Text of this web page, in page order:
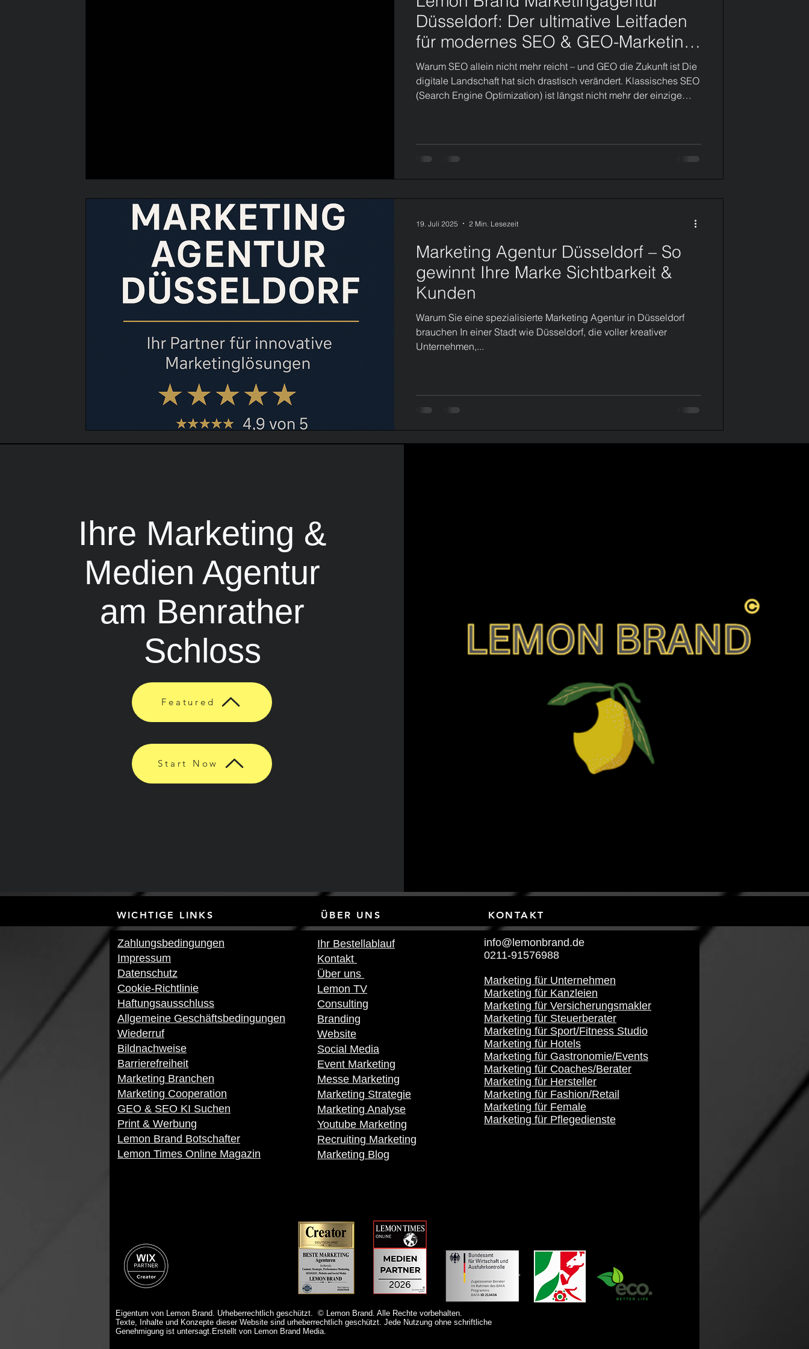
Düsseldorf: Der ultimative Leitfaden
für modernes SEO & GEO-Marketing
(2026)
Warum SEO allein nicht mehr reicht – und GEO die Zukunft ist Die
digitale Landschaft hat sich drastisch verändert. Klassisches SEO
(Search Engine Optimization) ist längst nicht mehr der einzige
Lemon Brand Marketingagentur Düsseldorf helfen wir
Marketing Agentur Düsseldorf – So
gewinnt Ihre Marke Sichtbarkeit &
Kunden
Warum Sie eine spezialisierte Marketing Agentur in Düsseldorf
brauchen In einer Stadt wie Düsseldorf, die voller kreativer
Unternehmen,...
19. Juli 2025 2 Min. Lesezeit
Ihre Marketing &
Medien Agentur
am Benrather
Schloss
Featured
Start Now
WICHTIGE LINKS ÜBER UNS KONTAKT
Zahlungsbedingungen
Impressum
Datenschutz
Cookie-Richtlinie
Haftungsausschluss
Allgemeine Geschäftsbedingungen
Wiederruf
Bildnachweise
Barrierefreiheit
Marketing Branchen
Marketing Cooperation
GEO & SEO KI Suchen
Print & Werbung
Lemon Brand Botschafter
Lemon Times Online Magazin
Ihr Bestellablauf
Kontakt
Über uns
Lemon TV
Consulting
Branding
Website
Social Media
Event Marketing
Messe Marketing
Marketing Strategie
Marketing Analyse
Youtube Marketing
Recruiting Marketing
Marketing Blog
Eigentum von Lemon Brand. Urheberrechtlich geschützt. © Lemon Brand. Alle Rechte vorbehalten.
Texte, Inhalte und Konzepte dieser Website sind urheberrechtlich geschützt. Jede Nutzung ohne schriftliche
Genehmigung ist untersagt.Erstellt von Lemon Brand Media.
info@lemonbrand​.de
0211-91576988
Marketing für Unternehmen
Marketing für Kanzleien
Marketing für Versicherungsmakler
Marketing für Steuerberater
Marketing für Sport/Fitness Studio
Marketing für Hotels
Marketing für Gastronomie/Events
Marketing für Coaches/Berater
Marketing für Hersteller
Marketing für Fashion/Retail
Marketing für Female
Marketing für Pflegedienste